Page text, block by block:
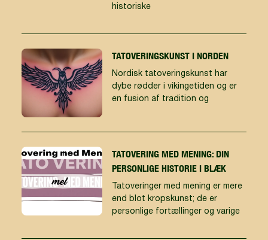
historiske
TATOVERINGSKUNST I NORDEN
Nordisk tatoveringskunst har
dybe rødder i vikingetiden og er
en fusion af tradition og
TATOVERING MED MENING: DIN
PERSONLIGE HISTORIE I BLÆK
Tatoveringer med mening er mere
end blot kropskunst; de er
personlige fortællinger og varige